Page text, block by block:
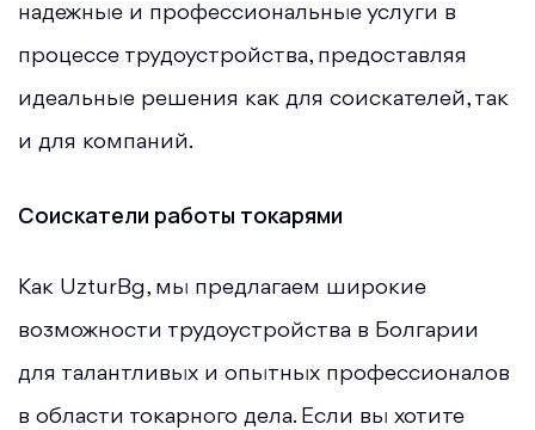
надежные и профессиональные услуги в
процессе трудоустройства, предоставляя
идеальные решения как для соискателей, так
и для компаний.
Соискатели работы токарями
Как UzturBg, мы предлагаем широкие
возможности трудоустройства в Болгарии
для талантливых и опытных профессионалов
в области токарного дела. Если вы хотите